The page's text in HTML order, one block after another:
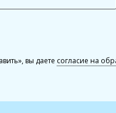
вы даете согласие на